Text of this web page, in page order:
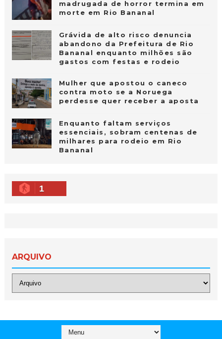
madrugada de horror termina em
morte em Rio Bananal
Grávida de alto risco denuncia
abandono da Prefeitura de Rio
Bananal enquanto milhões são
gastos com festas e rodeio
Mulher que apostou o caneco
contra moto se a Noruega
perdesse quer receber a aposta
Enquanto faltam serviços
essenciais, sobram centenas de
milhares para rodeio em Rio
Bananal
1
ARQUIVO